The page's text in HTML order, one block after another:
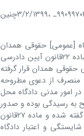
متعاقباً، شعبه ١١۴دادگاه عمومی حقوقی تھران به موجب دادنامه شماره ٩٩٠٩٩٧٠٢۴٢٧٠٠١٣٢ـ ،٣/٢/١٣٩٩چنین
[عمومی] حقوقی ھمدان
مطالبات مربوط به زمانی است که خواھانھا جزء افراد خارج از شرکت بوده اند و ماده ٢٢قانون آیین دادرسی
حقوقی ھمدان قرار گرفته
از دعوی مطروحه
و انقلاب در امور مدنی دادگاه محل
به رسیدگی بوده و صدور
قرار عدم صلاحیّت از سوی آن شعبه محترم موجه نیست و مستنداً به مواد پیش گفته شده و ماده ٢٧قانون
و اعتبار دادگاه